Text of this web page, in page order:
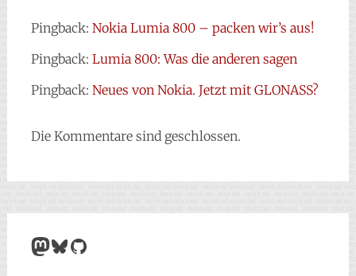
Pingback: Nokia Lumia 800 – packen wir’s aus!
Pingback: Lumia 800: Was die anderen sagen
Pingback: Neues von Nokia. Jetzt mit GLONASS?
Die Kommentare sind geschlossen.
Mastodon
Bluesky
GitHub